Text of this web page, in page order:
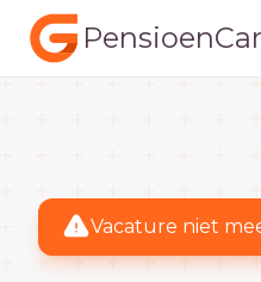
Vacature niet